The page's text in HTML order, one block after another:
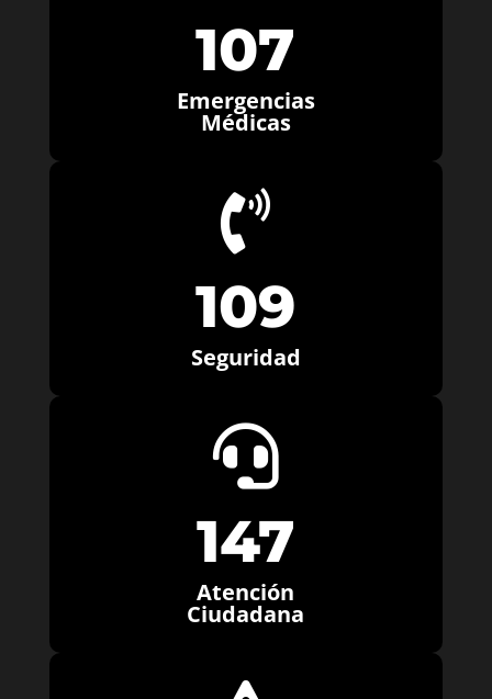
107
Emergencias
Médicas

109
Seguridad

147
Atención
Ciudadana